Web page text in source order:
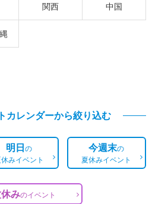
関西 中国
カレンダーから絞り込む
明日の
みイベント
今週末の
夏休みイベント
みのイベント